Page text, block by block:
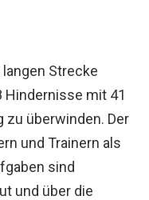
Strecke
Hindernisse mit 41
zu überwinden. Der
und Trainern als
sind
und über die